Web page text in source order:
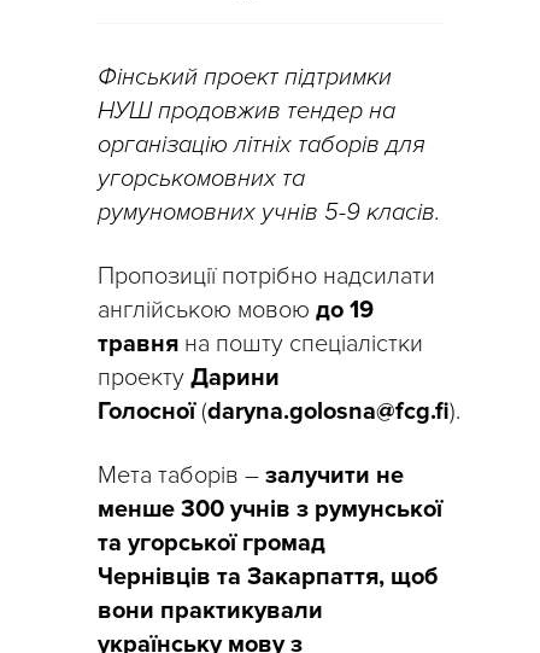
Фінський проект підтримки
НУШ продовжив тендер на
організацію літніх таборів для
угорськомовних та
румуномовних учнів 5-9 класів.
Пропозиції потрібно надсилати
англійською мовою до 19
травня на пошту спеціалістки
проекту Дарини
Голосної(daryna.golosna@fcg.fi).
Мета таборів – залучити не
менше 300 учнів з румунської
та угорської громад
Чернівців та Закарпаття, щоб
вони практикували
українську мову з